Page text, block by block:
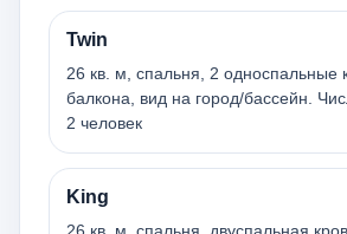
Twin
26 кв. м, спальня, 2 односпальные
балкона, вид на город/бассейн.
2 человек
King